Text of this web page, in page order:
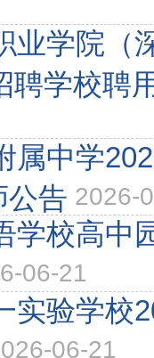
业学院（
聘学校聘
属中学
公告 2026-
学校高中
06-21
实验学校
06-21